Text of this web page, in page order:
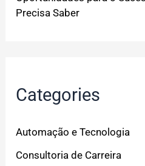
Precisa Saber
Categories
Automação e Tecnologia
Consultoria de Carreira